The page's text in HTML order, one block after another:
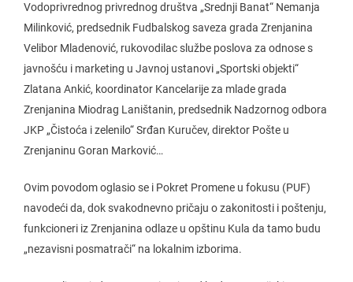
Vodoprivrednog privrednog društva „Srednji Banat“ Nemanja
Milinković, predsednik Fudbalskog saveza grada Zrenjanina
Velibor Mladenović, rukovodilac službe poslova za odnose s
javnošću i marketing u Javnoj ustanovi „Sportski objekti“
Zlatana Ankić, koordinator Kancelarije za mlade grada
Zrenjanina Miodrag Laništanin, predsednik Nadzornog odbora
JKP „Čistoća i zelenilo“ Srđan Kuručev, direktor Pošte u
Zrenjaninu Goran Marković…
Ovim povodom oglasio se i Pokret Promene u fokusu (PUF)
navodeći da, dok svakodnevno pričaju o zakonitosti i poštenju,
funkcioneri iz Zrenjanina odlaze u opštinu Kula da tamo budu
„nezavisni posmatrači“ na lokalnim izborima.